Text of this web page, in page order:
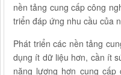
nền tảng cung cấp công
triển đáp ứng nhu cầu của
Phát triển các nền tảng
dụng ít dữ liệu hơn, cần ít
năng lượng hơn cung cấp